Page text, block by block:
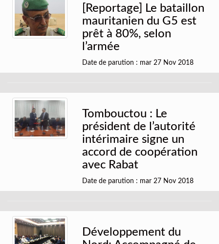
[Reportage] Le bataillon
mauritanien du G5 est
prêt à 80%, selon
l’armée
Date de parution : mar 27 Nov 2018
Tombouctou : Le
président de l’autorité
intérimaire signe un
accord de coopération
avec Rabat
Date de parution : mar 27 Nov 2018
Développement du